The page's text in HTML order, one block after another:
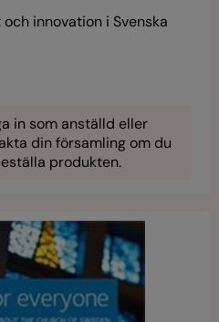
innovation i Svenska
in som anställd eller
din församling om du
produkten.